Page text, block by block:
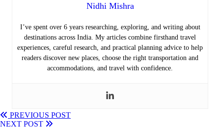
Nidhi Mishra
I’ve spent over 6 years researching, exploring, and writing about
destinations across India. My articles combine firsthand travel
experiences, careful research, and practical planning advice to help
readers discover new places, choose the right transportation and
accommodations, and travel with confidence.
PREVIOUS POST
NEXT POST